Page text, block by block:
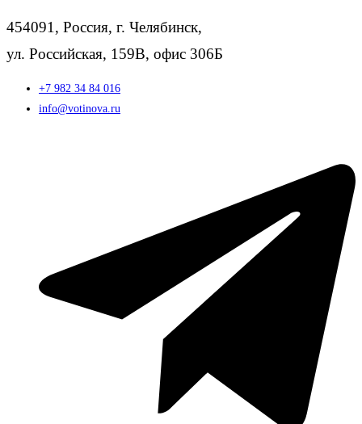
454091, Россия, г. Челябинск,
ул. Российская, 159В, офис 306Б
+7 982 34 84 016
info@votinova.ru